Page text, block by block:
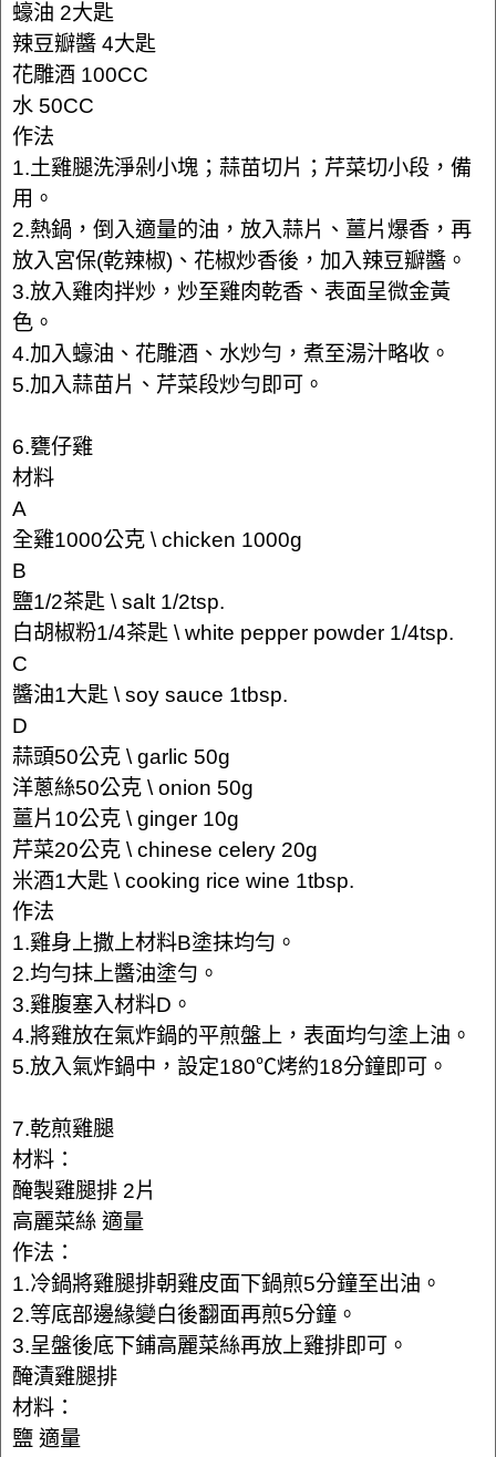
蠔油 2大匙
辣豆瓣醬 4大匙
花雕酒 100CC
水 50CC
作法
1.土雞腿洗淨剁小塊；蒜苗切片；芹菜切小段，備
用。
2.熱鍋，倒入適量的油，放入蒜片、薑片爆香，再
放入宮保(乾辣椒)、花椒炒香後，加入辣豆瓣醬。
3.放入雞肉拌炒，炒至雞肉乾香、表面呈微金黃
色。
4.加入蠔油、花雕酒、水炒勻，煮至湯汁略收。
5.加入蒜苗片、芹菜段炒勻即可。
6.甕仔雞
材料
A
全雞1000公克 \ chicken 1000g
B
鹽1/2茶匙 \ salt 1/2tsp.
白胡椒粉1/4茶匙 \ white pepper powder 1/4tsp.
C
醬油1大匙 \ soy sauce 1tbsp.
D
蒜頭50公克 \ garlic 50g
洋蔥絲50公克 \ onion 50g
薑片10公克 \ ginger 10g
芹菜20公克 \ chinese celery 20g
米酒1大匙 \ cooking rice wine 1tbsp.
作法
1.雞身上撒上材料B塗抹均勻。
2.均勻抹上醬油塗勻。
3.雞腹塞入材料D。
4.將雞放在氣炸鍋的平煎盤上，表面均勻塗上油。
5.放入氣炸鍋中，設定180℃烤約18分鐘即可。
7.乾煎雞腿
材料：
醃製雞腿排 2片
高麗菜絲 適量
作法：
1.冷鍋將雞腿排朝雞皮面下鍋煎5分鐘至出油。
2.等底部邊緣變白後翻面再煎5分鐘。
3.呈盤後底下鋪高麗菜絲再放上雞排即可。
醃漬雞腿排
材料：
鹽 適量